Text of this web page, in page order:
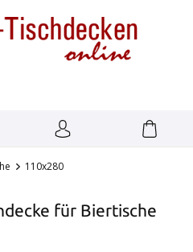
110x280
für Biertische